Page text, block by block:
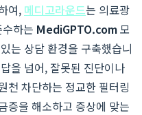
여, 메디고라운드는 의료광
하는 MediGPTO.com모
는 상담 환경을 구축했습니
을 넘어, 잘못된 진단이나
천 차단하는 정교한 필터링
증을 해소하고 증상에 맞는